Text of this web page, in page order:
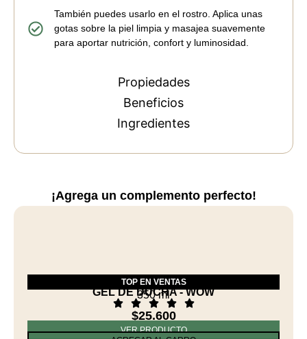
Propiedades
Beneficios
Ingredientes
También puedes usarlo en el rostro. Aplica unas
gotas sobre la piel limpia y masajea suavemente
para aportar nutrición, confort y luminosidad.
¡Agrega un complemento perfecto!
TOP EN VENTAS
GEL DE DUCHA - WOW
350 ml
$25.600
VER PRODUCTO